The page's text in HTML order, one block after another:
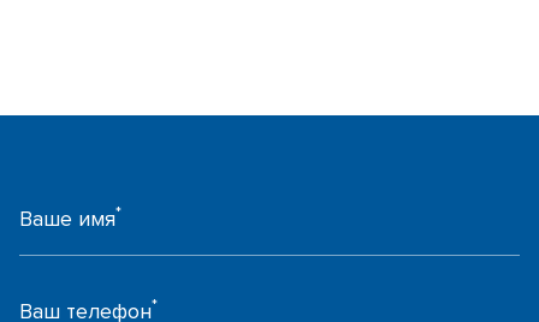
Ваше имя*
Ваш телефон*